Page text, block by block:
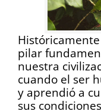
pilar
nuestra
cuando el ser
y aprendió a
sus